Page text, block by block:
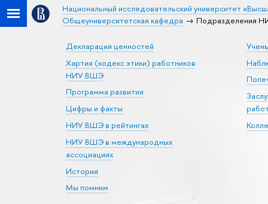
Национальный исследовательский университет
Общеуниверситетская кафедра
Подразделения
Декларация ценностей
Хартия (кодекс этики) работников
НИУ ВШЭ
Программа развития
Цифры и факты
НИУ ВШЭ в рейтингах
НИУ ВШЭ в международных
ассоциациях
История
Мы помним